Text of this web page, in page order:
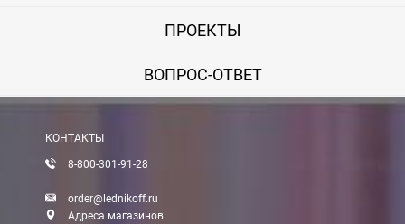
ПРОЕКТЫ
ВОПРОС-ОТВЕТ
КОНТАКТЫ
8-800-301-91-28
order@lednikoff.ru
Адреса магазинов